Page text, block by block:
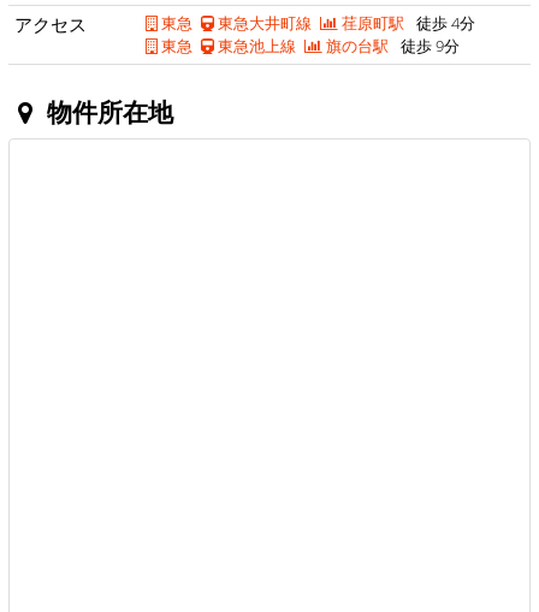
アクセス
東急 東急大井町線 荏原町駅 徒歩 4分
東急
東急池上線 旗の台駅 徒歩 9分
物件所在地